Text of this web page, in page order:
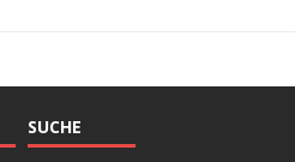
SUCHE